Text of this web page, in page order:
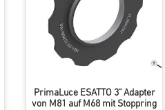
PrimaLuce ESATTO 3" Adapter
von M81 auf M68 mit Stoppring